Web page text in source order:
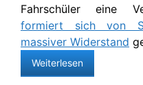
Fahrschüler eine
formiert sich von
massiver Widerstand
Weiterlesen